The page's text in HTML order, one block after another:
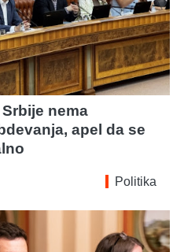
nema
apel da se
Politika